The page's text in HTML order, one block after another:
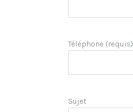
Téléphone (requis)
Sujet